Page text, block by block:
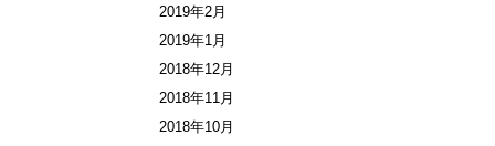
2019年2月
2019年1月
2018年12月
2018年11月
2018年10月